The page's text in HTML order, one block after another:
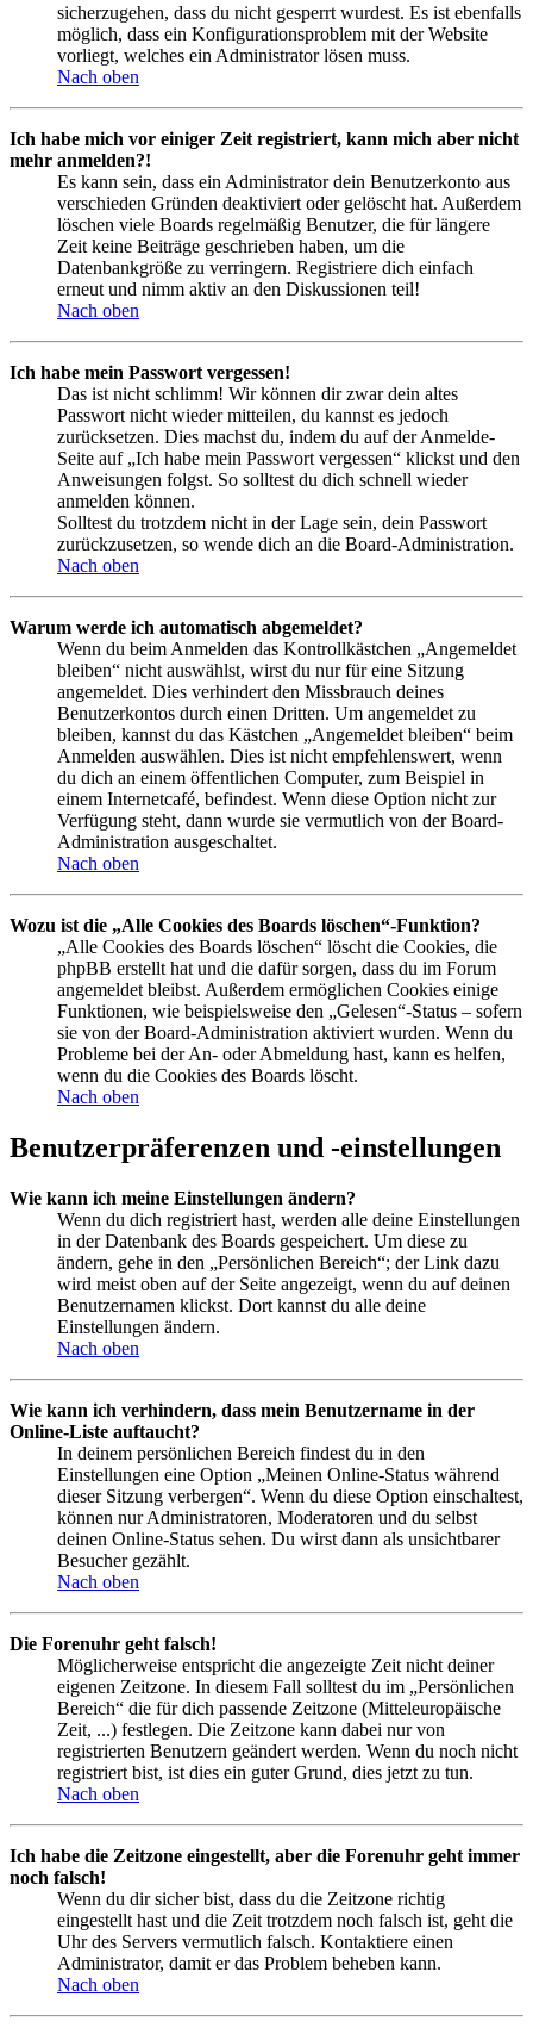
sicherzugehen, dass du nicht gesperrt wurdest. Es ist ebenfalls
möglich, dass ein Konfigurationsproblem mit der Website
vorliegt, welches ein Administrator lösen muss.
Nach oben
Ich habe mich vor einiger Zeit registriert, kann mich aber nicht
mehr anmelden?!
Es kann sein, dass ein Administrator dein Benutzerkonto aus
verschieden Gründen deaktiviert oder gelöscht hat. Außerdem
löschen viele Boards regelmäßig Benutzer, die für längere
Zeit keine Beiträge geschrieben haben, um die
Datenbankgröße zu verringern. Registriere dich einfach
erneut und nimm aktiv an den Diskussionen teil!
Nach oben
Ich habe mein Passwort vergessen!
Das ist nicht schlimm! Wir können dir zwar dein altes
Passwort nicht wieder mitteilen, du kannst es jedoch
zurücksetzen. Dies machst du, indem du auf der Anmelde-
Seite auf „Ich habe mein Passwort vergessen“ klickst und den
Anweisungen folgst. So solltest du dich schnell wieder
anmelden können.
Solltest du trotzdem nicht in der Lage sein, dein Passwort
zurückzusetzen, so wende dich an die Board-Administration.
Nach oben
Warum werde ich automatisch abgemeldet?
Wenn du beim Anmelden das Kontrollkästchen „Angemeldet
bleiben“ nicht auswählst, wirst du nur für eine Sitzung
angemeldet. Dies verhindert den Missbrauch deines
Benutzerkontos durch einen Dritten. Um angemeldet zu
bleiben, kannst du das Kästchen „Angemeldet bleiben“ beim
Anmelden auswählen. Dies ist nicht empfehlenswert, wenn
du dich an einem öffentlichen Computer, zum Beispiel in
einem Internetcafé, befindest. Wenn diese Option nicht zur
Verfügung steht, dann wurde sie vermutlich von der Board-
Administration ausgeschaltet.
Nach oben
Wozu ist die „Alle Cookies des Boards löschen“-Funktion?
„Alle Cookies des Boards löschen“ löscht die Cookies, die
phpBB erstellt hat und die dafür sorgen, dass du im Forum
angemeldet bleibst. Außerdem ermöglichen Cookies einige
Funktionen, wie beispielsweise den „Gelesen“-Status – sofern
sie von der Board-Administration aktiviert wurden. Wenn du
Probleme bei der An- oder Abmeldung hast, kann es helfen,
wenn du die Cookies des Boards löscht.
Nach oben
Benutzerpräferenzen und -einstellungen
Wie kann ich meine Einstellungen ändern?
Wenn du dich registriert hast, werden alle deine Einstellungen
in der Datenbank des Boards gespeichert. Um diese zu
ändern, gehe in den „Persönlichen Bereich“; der Link dazu
wird meist oben auf der Seite angezeigt, wenn du auf deinen
Benutzernamen klickst. Dort kannst du alle deine
Einstellungen ändern.
Nach oben
Wie kann ich verhindern, dass mein Benutzername in der
Online-Liste auftaucht?
In deinem persönlichen Bereich findest du in den
Einstellungen eine Option „Meinen Online-Status während
dieser Sitzung verbergen“. Wenn du diese Option einschaltest,
können nur Administratoren, Moderatoren und du selbst
deinen Online-Status sehen. Du wirst dann als unsichtbarer
Besucher gezählt.
Nach oben
Die Forenuhr geht falsch!
Möglicherweise entspricht die angezeigte Zeit nicht deiner
eigenen Zeitzone. In diesem Fall solltest du im „Persönlichen
Bereich“ die für dich passende Zeitzone (Mitteleuropäische
Zeit, ...) festlegen. Die Zeitzone kann dabei nur von
registrierten Benutzern geändert werden. Wenn du noch nicht
registriert bist, ist dies ein guter Grund, dies jetzt zu tun.
Nach oben
Ich habe die Zeitzone eingestellt, aber die Forenuhr geht immer
noch falsch!
Wenn du dir sicher bist, dass du die Zeitzone richtig
eingestellt hast und die Zeit trotzdem noch falsch ist, geht die
Uhr des Servers vermutlich falsch. Kontaktiere einen
Administrator, damit er das Problem beheben kann.
Nach oben